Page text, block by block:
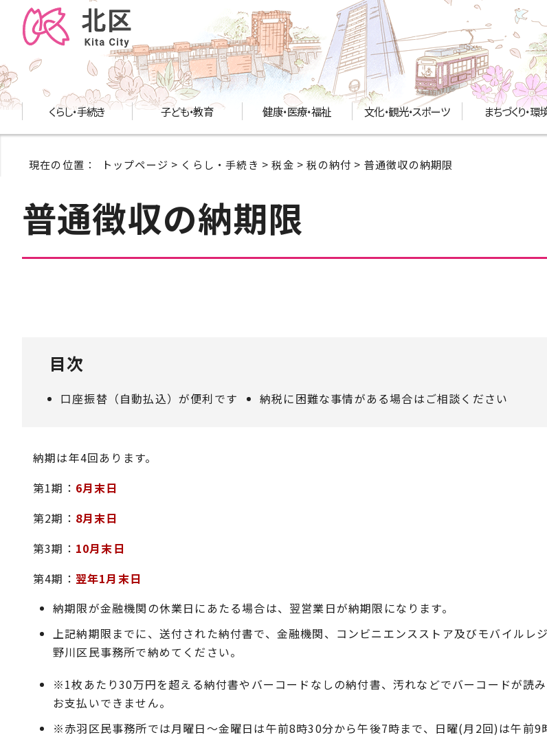
くらし・手続き 子ども・教育 健康・医療・福祉 文化・観光・スポーツ まちづくり・環
現在の位置： トップページ > くらし・手続き >税金 >税の納付 > 普通徴収の納期限
普通徴収の納期限
目次
口座振替（自動払込）が便利です 納税に困難な事情がある場合はご相談ください
納期は年4回あります。
第1期： 6月末日
第2期： 8月末日
第3期： 10月末日
第4期： 翌年1月末日
納期限が金融機関の休業日にあたる場合は、翌営業日が納期限になります。
上記納期限までに、送付された納付書で、金融機関、コンビニエンスストア及びモバイル
野川区民事務所で納めてください。
※1枚あたり30万円を超える納付書やバーコードなしの納付書、汚れなどでバーコードが読
お支払いできません。
※赤羽区民事務所では月曜日～金曜日は午前8時30分から午後7時まで、日曜(月2回)は午前